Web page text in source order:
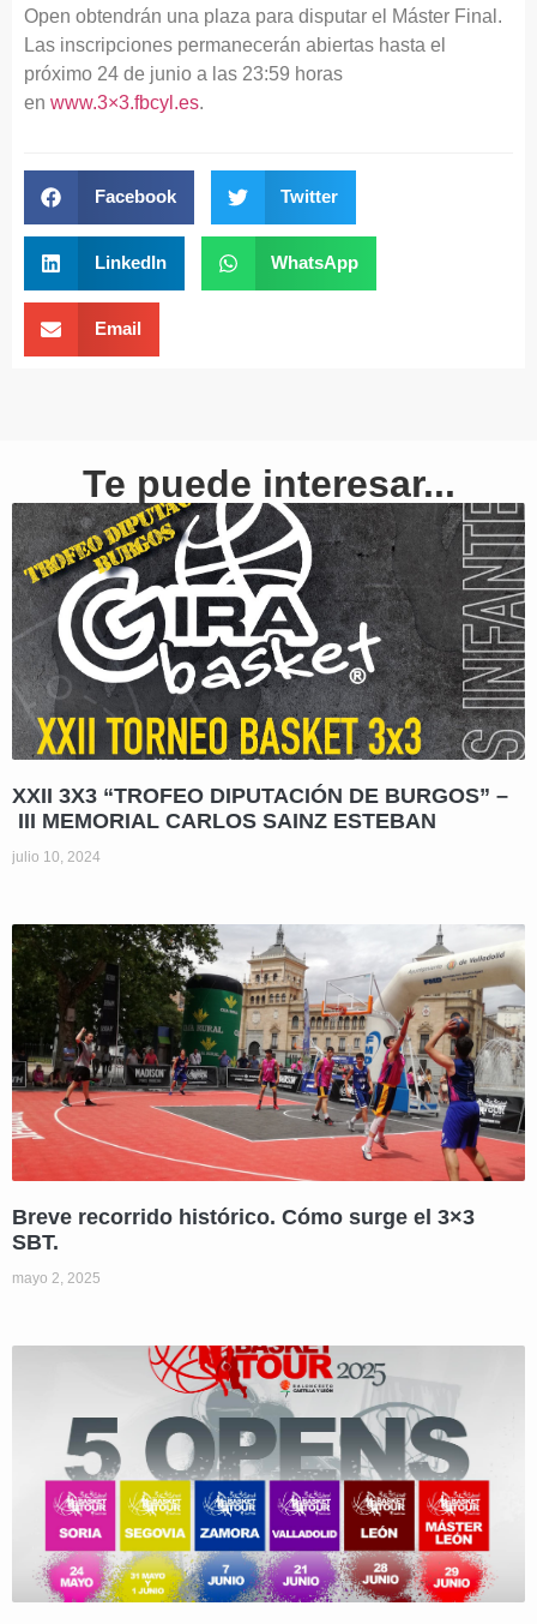
Open obtendrán una plaza para disputar el Máster Final.
Las inscripciones permanecerán abiertas hasta el
próximo 24 de junio a las 23:59 horas
en www.3×3.fbcyl.es.
Facebook Twitter
LinkedIn WhatsApp
Email
Te puede interesar...
XXII 3X3 “TROFEO DIPUTACIÓN DE BURGOS” –
III MEMORIAL CARLOS SAINZ ESTEBAN
julio 10, 2024
Breve recorrido histórico. Cómo surge el 3×3
SBT.
mayo 2, 2025